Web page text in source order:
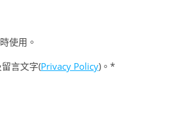
使用。
言文字(Privacy Policy)。*